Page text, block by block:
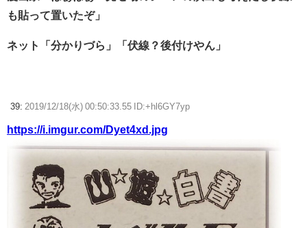
も貼って置いたぞ」
ネット「分かりづら」「伏線？後付けやん」
39: 2019/12/18(水) 00:50:33.55 ID:+hl6GY7yp
https://i.imgur.com/Dyet4xd.jpg